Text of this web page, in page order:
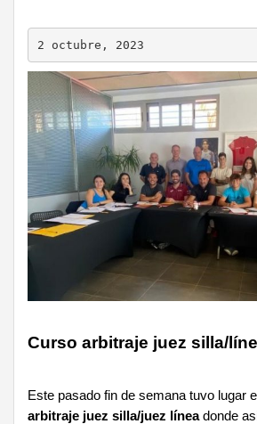
2 octubre, 2023
Curso arbitraje juez silla/
Este pasado fin de semana tuvo lugar el
arbitraje juez silla/juez líneadonde